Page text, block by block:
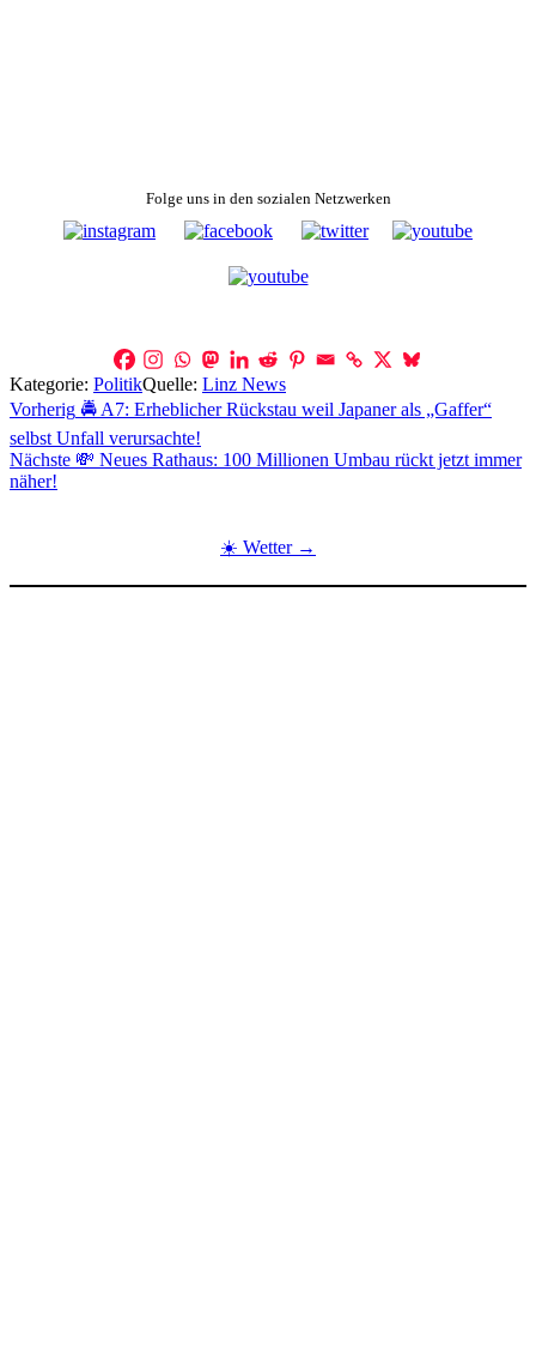
Folge uns in den sozialen Netzwerken
Kategorie: PolitikQuelle: Linz News
Beitragsnavigation
Vorherig 🚔 A7: Erheblicher Rückstau weil Japaner als „Gaffer“
selbst Unfall verursachte!
Nächste 💸 Neues Rathaus: 100 Millionen Umbau rückt jetzt immer
näher!
☀️ Wetter →